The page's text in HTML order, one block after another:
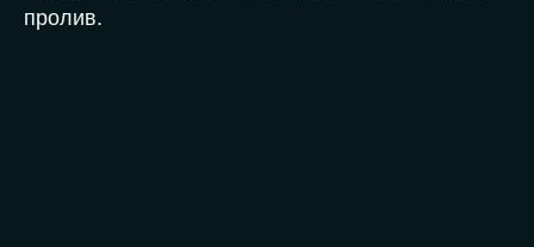
пролив.